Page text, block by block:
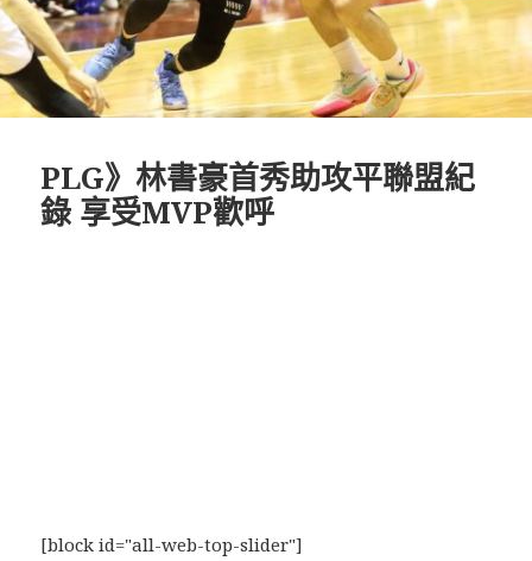
PLG》林書豪首秀助攻平聯盟紀
錄 享受MVP歡呼
[block id="all-web-top-slider"]